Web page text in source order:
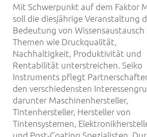
Mit Schwerpunkt auf dem Faktor
soll die diesjährige Veranstaltung
Bedeutung von Wissensaustausch
Themen wie Druckqualität,
Nachhaltigkeit, Produktivität und
Rentabilität unterstreichen. Seiko
Instruments pflegt
den verschiedensten
darunter Maschinenhersteller,
Tintenhersteller, Hersteller von
Tintensystemen,